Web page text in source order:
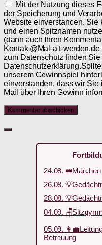
Mit der Nutzung dieses
der Speicherung und
Website einverstanden. Sie
und einen Spitznamen
(dann auch Ihren
Kontakt@Mal-alt-
zum Datenschutz finden Sie
unserem Gewinnspiel
einverstanden, dass wir
Mail über Ihren Gewinn
24.08. 👑Märchen
26.08.
28.08.
04.09.
05.09.
Betreuung